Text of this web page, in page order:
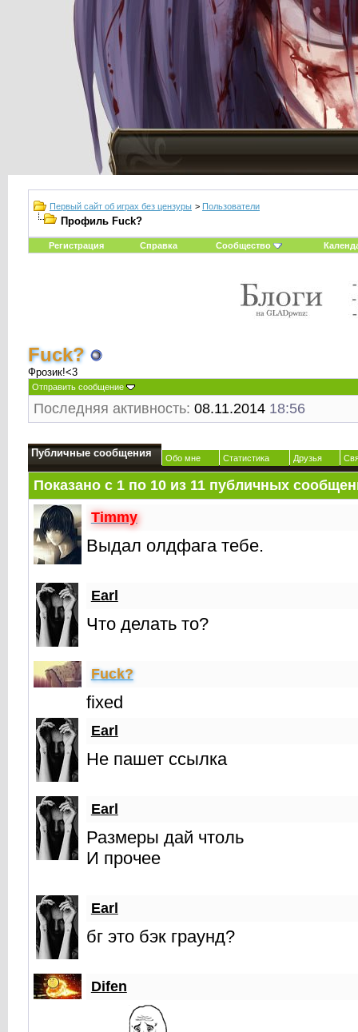
Первый сайт об играх без цензуры > Пользователи
Профиль Fuck?
Регистрация Справка Сообщество
Fuck?
Фрозик!<3
Отправить сообщение
Последняя активность: 08.11.2014 18:56
Публичные сообщения Обо мне Статистика Друзья
Показано с 1 по 10из 11публичных
Timmy
Выдал олдфага тебе.
Earl
Что делать то?
Fuck?
fixed
Earl
Не пашет ссылка
Earl
Размеры дай чтоль
И прочее
Earl
бг это бэк граунд?
Difen